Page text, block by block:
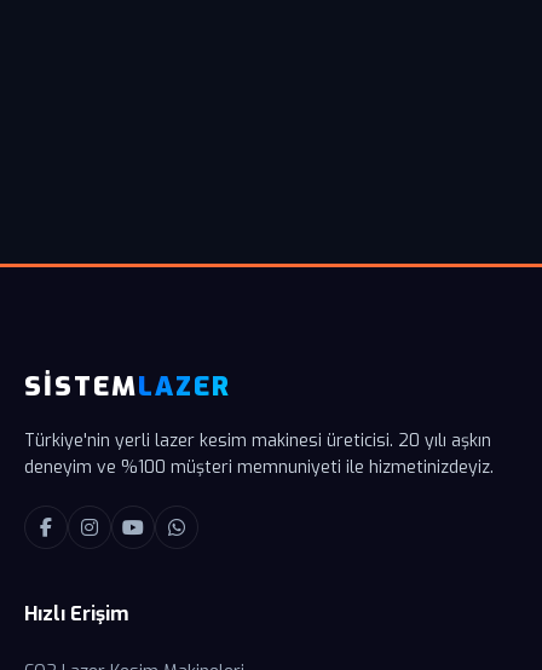
SİSTEMLAZER
Türkiye'nin yerli lazer kesim makinesi üreticisi. 20 yılı aşkın
deneyim ve %100 müşteri memnuniyeti ile hizmetinizdeyiz.
Hızlı Erişim